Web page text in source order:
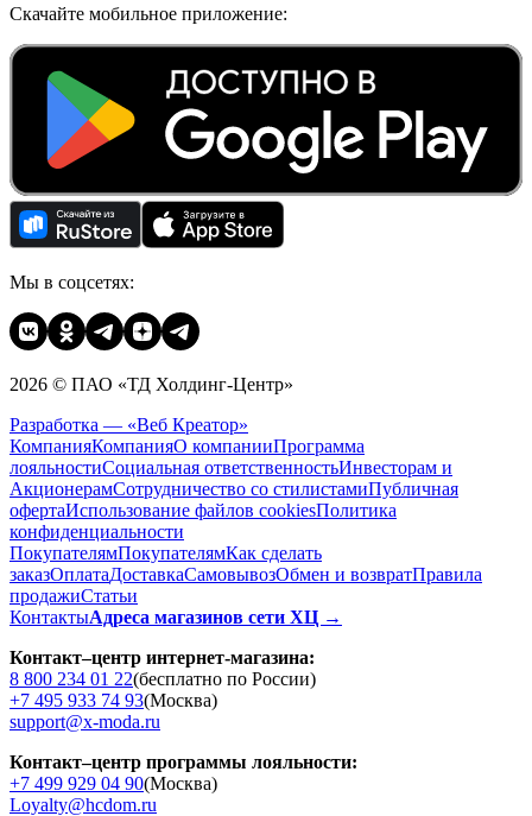
Скачайте мобильное приложение:
Мы в соцсетях:
2026 © ПАО «ТД Холдинг-Центр»
Разработка — «Веб Креатор»
КомпанияКомпанияО компанииПрограмма
лояльностиСоциальная ответственностьИнвесторам и
АкционерамСотрудничество со стилистамиПубличная
офертаИспользование файлов cookiesПолитика
конфиденциальности
ПокупателямПокупателямКак сделать
заказОплатаДоставкаCамовывозОбмен и возвратПравила
продажиСтатьи
КонтактыАдреса магазинов сети ХЦ →
Контакт–центр интернет-магазина:
8 800 234 01 22(бесплатно по России)
+7 495 933 74 93(Москва)
support@x-moda.ru
Контакт–центр программы лояльности:
+7 499 929 04 90(Москва)
Loyalty@hcdom.ru